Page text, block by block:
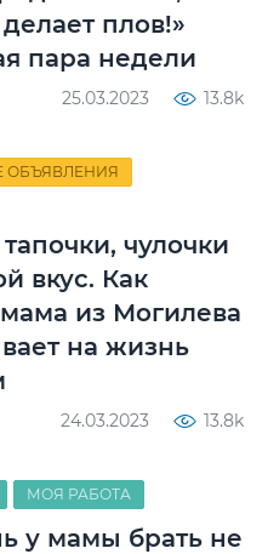
плов!»
пара недели
25.03.2023 13.8k
ОБЪЯВЛЕНИЯ
чулочки
вкус. Как
из Могилева
на жизнь
24.03.2023 13.8k
МОЯ РАБОТА
у мамы брать не